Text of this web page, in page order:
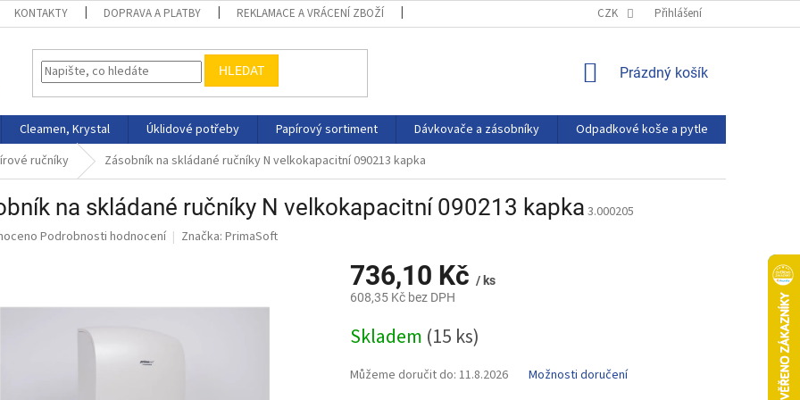
KONTAKTY DOPRAVA A PLATBY REKLAMACE A VRÁCENÍ ZBOŽÍ PODMÍNKY OCHRANY OSOBNÍCH ÚDAJŮ
CZK Přihlášení
HLEDAT
NÁKUPNÍ
Prázdný košík
Cleamen, Krystal Úklidové potřeby Papírový sortiment Dávkovače a zásobníky Odpadkové koše a pytle
ručníky Zásobník na skládané ručníky N velkokapacitní 090213 kapka
na skládané ručníky N velkokapacitní 090213 kapka 3.000205
Podrobnosti hodnocení Značka: PrimaSoft
736,10 Kč / ks
608,35 Kč bez DPH
cena:
Skladem (15 ks)
Můžeme doručit do: 11.8.2026 Možnosti doručení